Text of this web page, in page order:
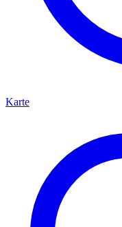
Karte